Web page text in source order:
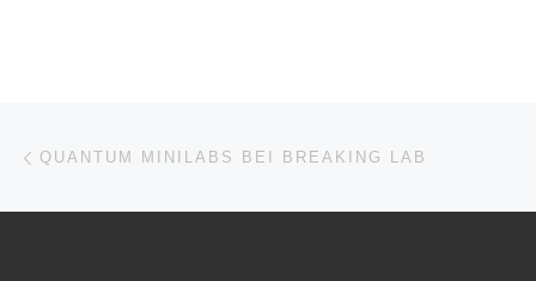
Beitragsnavigation
QUANTUM MINILABS BEI BREAKING LAB